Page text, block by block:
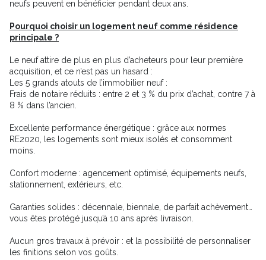
neufs peuvent en bénéficier pendant deux ans.
Pourquoi choisir un logement neuf comme résidence
principale ?
Le neuf attire de plus en plus d’acheteurs pour leur première
acquisition, et ce n’est pas un hasard :
Les 5 grands atouts de l’immobilier neuf :
Frais de notaire réduits : entre 2 et 3 % du prix d’achat, contre 7 à
8 % dans l’ancien.
Excellente performance énergétique : grâce aux normes
RE2020, les logements sont mieux isolés et consomment
moins.
Confort moderne : agencement optimisé, équipements neufs,
stationnement, extérieurs, etc.
Garanties solides : décennale, biennale, de parfait achèvement…
vous êtes protégé jusqu’à 10 ans après livraison.
Aucun gros travaux à prévoir : et la possibilité de personnaliser
les finitions selon vos goûts.